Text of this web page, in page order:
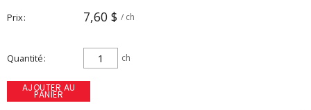
Prix 7,60 $ / ch
Quantité ch
AJOUTER AU
PANIER